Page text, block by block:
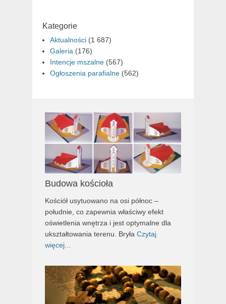
Kategorie
Aktualności (1 687)
Galeria (176)
Intencje mszalne (567)
Ogłoszenia parafialne (562)
Budowa kościoła
Kościół usytuowano na osi północ –
południe, co zapewnia właściwy efekt
oświetlenia wnętrza i jest optymalne dla
ukształtowania terenu. Bryła Czytaj
więcej...